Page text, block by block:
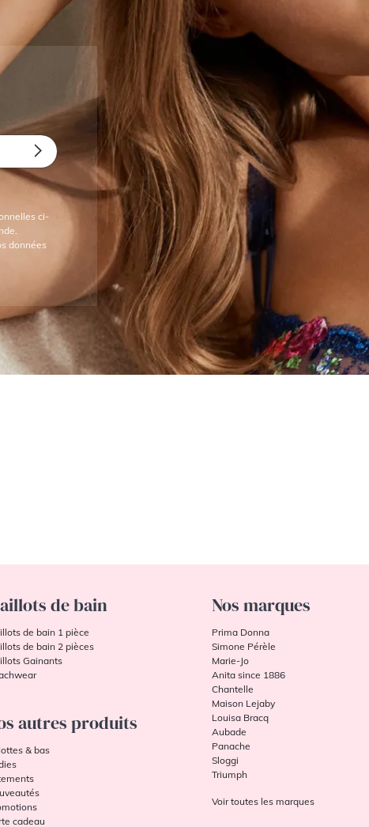
ci-
données
de bain
de bain 1 pièce
de bain 2 pièces
Gainants
autres produits
& bas
cadeau
Nos marques
Prima Donna
Simone Pérèle
Marie-Jo
Anita since 1886
Chantelle
Maison Lejaby
Louisa Bracq
Aubade
Panache
Sloggi
Triumph
Voir toutes les marques